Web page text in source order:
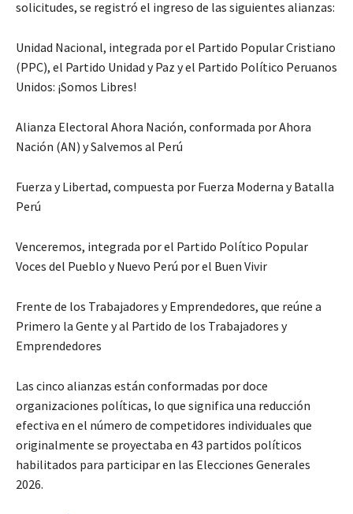
solicitudes, se registró el ingreso de las siguientes alianzas:
Unidad Nacional, integrada por el Partido Popular Cristiano
(PPC), el Partido Unidad y Paz y el Partido Político Peruanos
Unidos: ¡Somos Libres!
Alianza Electoral Ahora Nación, conformada por Ahora
Nación (AN) y Salvemos al Perú
Fuerza y Libertad, compuesta por Fuerza Moderna y Batalla
Perú
Venceremos, integrada por el Partido Político Popular
Voces del Pueblo y Nuevo Perú por el Buen Vivir
Frente de los Trabajadores y Emprendedores, que reúne a
Primero la Gente y al Partido de los Trabajadores y
Emprendedores
Las cinco alianzas están conformadas por doce
organizaciones políticas, lo que significa una reducción
efectiva en el número de competidores individuales que
originalmente se proyectaba en 43 partidos políticos
habilitados para participar en las Elecciones Generales
2026.